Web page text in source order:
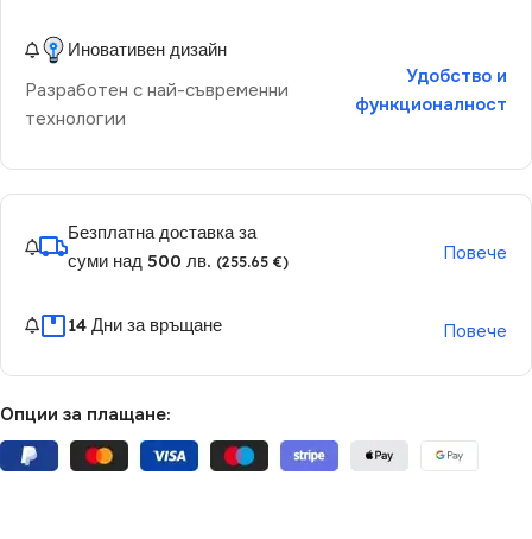
Иновативен дизайн
Разработен с най-съвременни
технологии
Удобство и
функционалност
Безплатна доставка за
суми над 500 лв. (255.65 €) Повече
14 Дни за връщане Повече
Опции за плащане: